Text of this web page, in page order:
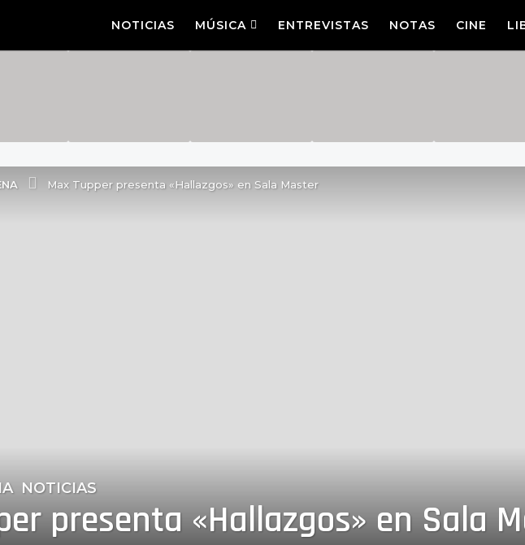
NOTICIAS MÚSICA ENTREVISTAS NOTAS CINE
Max Tupper presenta «Hallazgos» en Sala Master
,NOTICIAS
presenta «Hallazgos» en Sala